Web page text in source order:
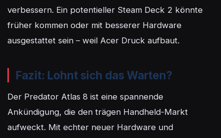
verbessern. Ein potentieller Steam Deck 2 könnte
früher kommen oder mit besserer Hardware
ausgestattet sein – weil Acer Druck aufbaut.
Fazit: Lohnt sich das Warten?
Der Predator Atlas 8 ist eine spannende
Ankündigung, die den trägen Handheld-Markt
aufweckt. Mit echter neuer Hardware und